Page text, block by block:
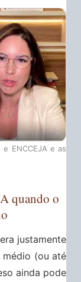
ENCCEJA e as
quando o
justamente
médio (ou até
ainda pode